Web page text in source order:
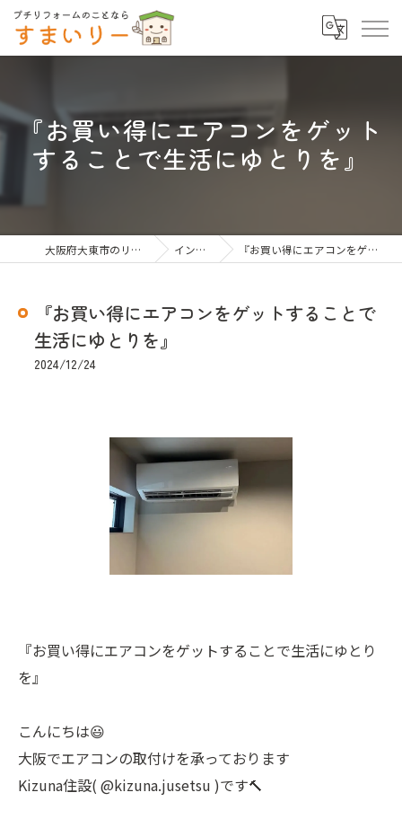
『お買い得にエアコンをゲット
することで生活にゆとりを』
大阪府大東市のリフォームならすまいりー インスタグラム 『お買い得にエアコンをゲットすることで生活にゆとりを』
『お買い得にエアコンをゲットすることで
生活にゆとりを』
2024/12/24
『お買い得にエアコンをゲットすることで生活にゆとり
を』
こんにちは😃
大阪でエアコンの取付けを承っております
Kizuna住設( @kizuna.jusetsu )です🔨